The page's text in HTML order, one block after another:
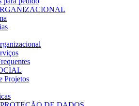
Projetos